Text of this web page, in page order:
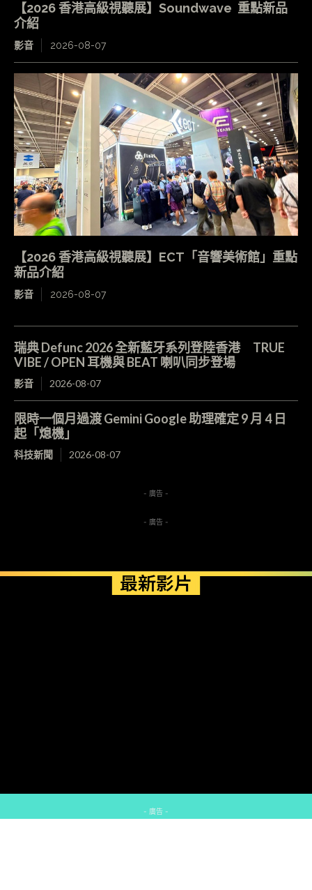
【2026 香港高級視聽展】Soundwave 重點新品
介紹
影音 2026-08-07
【2026 香港高級視聽展】ECT「音響美術館」重點
新品介紹
影音 2026-08-07
瑞典 Defunc 2026 全新藍牙系列登陸香港 TRUE
VIBE / OPEN 耳機與 BEAT 喇叭同步登場
影音 2026-08-07
限時一個月過渡 Gemini Google 助理確定 9 月 4 日
起「熄機」
科技新聞 2026-08-07
- 廣告 -
- 廣告 -
最新影片
- 廣告 -